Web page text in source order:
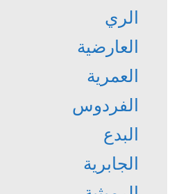
الري
العارضية
العمرية
الفردوس
البدع
الجابرية